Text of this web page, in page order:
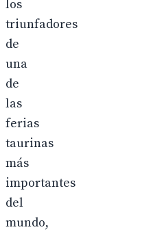
los
triunfadores
de
una
de
las
ferias
taurinas
más
importantes
del
mundo,